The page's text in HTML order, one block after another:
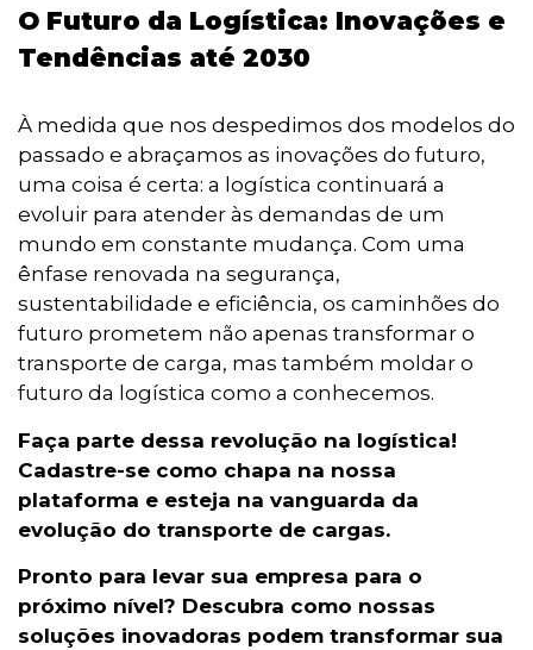
O Futuro da Logística: Inovações e
Tendências até 2030
À medida que nos despedimos dos modelos do
passado e abraçamos as inovações do futuro,
uma coisa é certa: a logística continuará a
evoluir para atender às demandas de um
mundo em constante mudança. Com uma
ênfase renovada na segurança,
sustentabilidade e eficiência, os caminhões do
futuro prometem não apenas transformar o
transporte de carga, mas também moldar o
futuro da logística como a conhecemos.
Faça parte dessa revolução na logística!
Cadastre-se como chapa na nossa
plataforma e esteja na vanguarda da
evolução do transporte de cargas.
Pronto para levar sua empresa para o
próximo nível? Descubra como nossas
soluções inovadoras podem transformar sua